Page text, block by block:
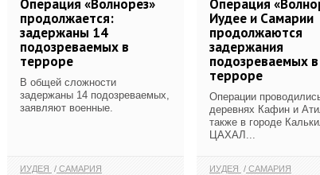
Операция «Волнорез»
продолжается:
задержаны 14
подозреваемых в
терроре
В общей сложности
задержаны 14 подозреваемых,
заявляют военные.
ИУДЕЯ САМАРИЯ
Операция
Иудее и Самарии
продолжаются
задержания
подозреваемых в
терроре
Операции
деревнях Кафин и
также в городе
ЦАХАЛ...
ИУДЕЯ САМАРИЯ